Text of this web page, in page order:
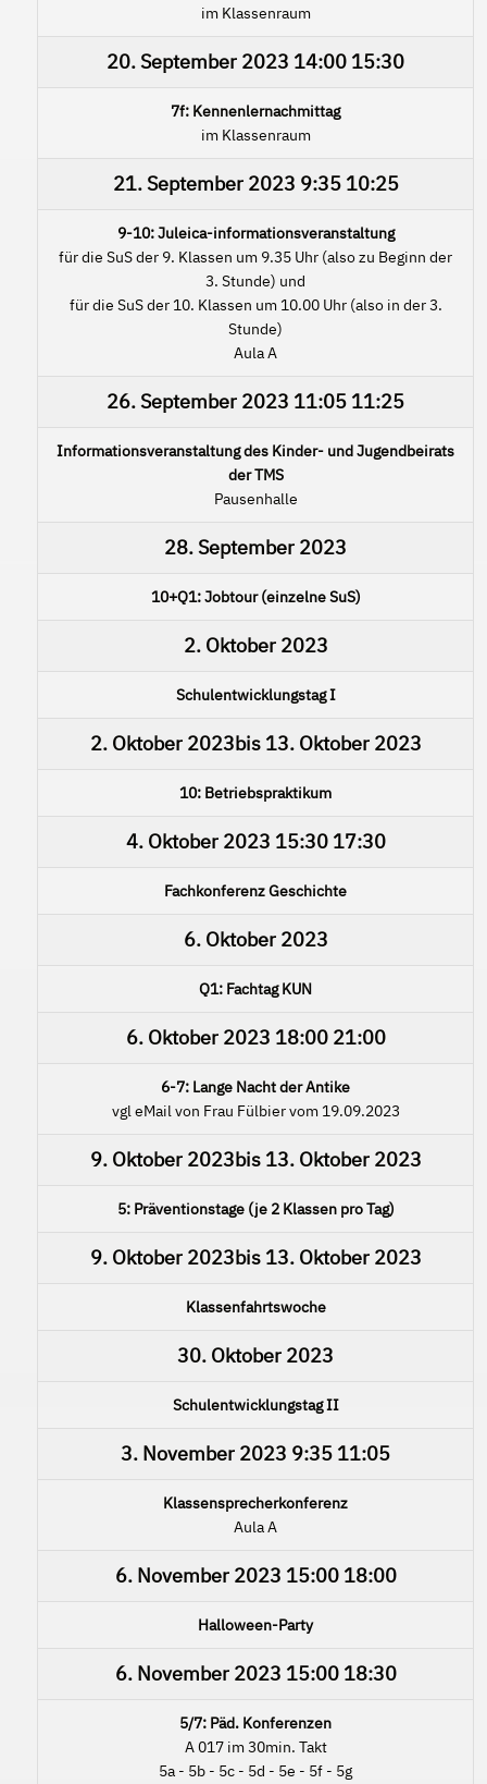
im Klassenraum
20. September 2023 14:00 15:30
7f: Kennenlernachmittag
im Klassenraum
21. September 2023 9:35 10:25
9-10: Juleica-informationsveranstaltung
für die SuS der 9. Klassen um 9.35 Uhr (also zu Beginn der
3. Stunde) und
für die SuS der 10. Klassen um 10.00 Uhr (also in der 3.
Stunde)
Aula A
26. September 2023 11:05 11:25
Informationsveranstaltung des Kinder- und Jugendbeirats
der TMS
Pausenhalle
28. September 2023
10+Q1: Jobtour (einzelne SuS)
2. Oktober 2023
Schulentwicklungstag I
2. Oktober 2023bis 13. Oktober 2023
10: Betriebspraktikum
4. Oktober 2023 15:30 17:30
Fachkonferenz Geschichte
6. Oktober 2023
Q1: Fachtag KUN
6. Oktober 2023 18:00 21:00
6-7: Lange Nacht der Antike
vgl eMail von Frau Fülbier vom 19.09.2023
9. Oktober 2023bis 13. Oktober 2023
5: Präventionstage (je 2 Klassen pro Tag)
9. Oktober 2023bis 13. Oktober 2023
Klassenfahrtswoche
30. Oktober 2023
Schulentwicklungstag II
3. November 2023 9:35 11:05
Klassensprecherkonferenz
Aula A
6. November 2023 15:00 18:00
Halloween-Party
6. November 2023 15:00 18:30
5/7: Päd. Konferenzen
A 017 im 30min. Takt
5a - 5b - 5c - 5d - 5e - 5f - 5g